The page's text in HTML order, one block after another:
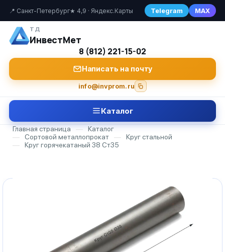
📍 Санкт-Петербург★ 4,9 · Яндекс.Карты Telegram MAX
ТД
ИнвестМет
8 (812) 221-15-02
Написать на почту
info@invprom.ru
Каталог
Главная страница —
Каталог
—
Сортовой металлопрокат —
Круг стальной
—
Круг горячекатаный 38 Ст35